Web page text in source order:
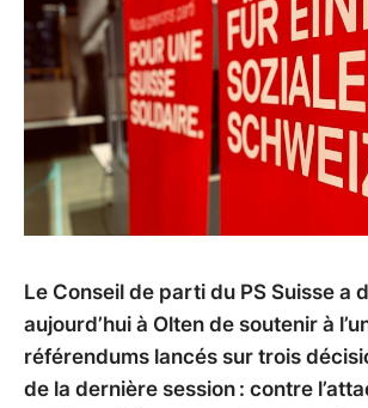
Le Conseil de parti du PS Suisse a
aujourd’hui à Olten de soutenir à
référendums lancés sur trois
de la dernière session : contre